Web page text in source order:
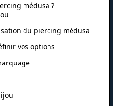
médusa ?
du piercing médusa
vos options